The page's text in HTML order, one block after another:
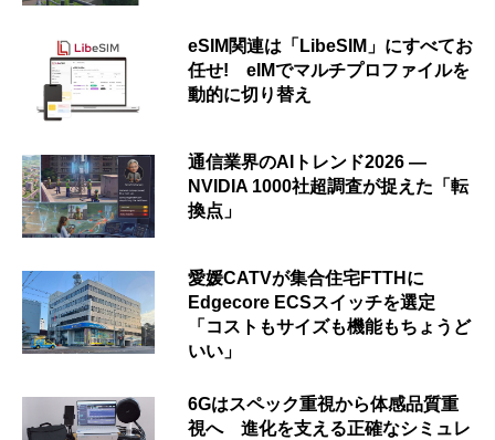
eSIM関連は「LibeSIM」にすべてお
任せ! eIMでマルチプロファイルを
動的に切り替え
通信業界のAIトレンド2026 ―
NVIDIA 1000社超調査が捉えた「転
換点」
愛媛CATVが集合住宅FTTHに
Edgecore ECSスイッチを選定
「コストもサイズも機能もちょうど
いい」
6Gはスペック重視から体感品質重
視へ 進化を支える正確なシミュレ